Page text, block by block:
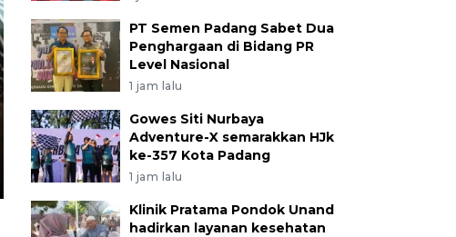
PT Semen Padang Sabet Dua
Penghargaan di Bidang PR
Level Nasional
1 jam lalu
Gowes Siti Nurbaya
Adventure-X semarakkan HJk
ke-357 Kota Padang
1 jam lalu
Klinik Pratama Pondok Unand
hadirkan layanan kesehatan